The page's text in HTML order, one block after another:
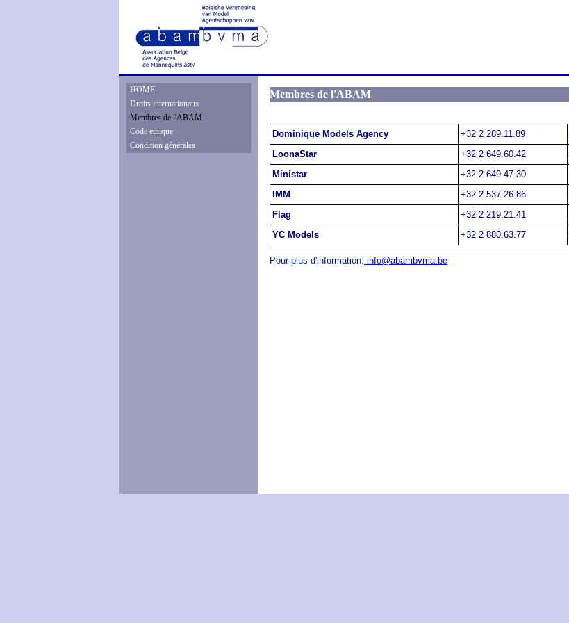
HOME
Droits internationaux
Membres de l'ABAM
Code ethique
Condition générales
Membres de l'ABAM
Dominique Models Agency +32 2 289.11.89
LoonaStar
+32 2 649.60.42
Ministar
+32 2 649.47.30
IMM
+32 2 537.26.86
Flag
+32 2 219.21.41
YC Models
+32 2 880.63.77
Pour plus d'information: info@abambvma.be